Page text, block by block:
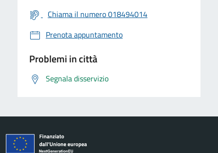
Chiama il numero 018494014
Prenota appuntamento
Problemi in città
Segnala disservizio